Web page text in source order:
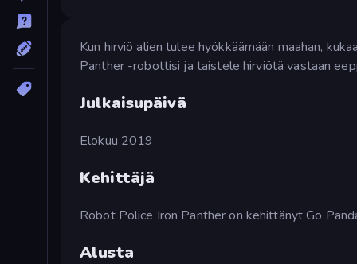
Kun hirviö alien tulee hyökkäämään maahan,
Panther -robottisi ja taistele hirviötä vastaan
Julkaisupäivä
Elokuu 2019
Kehittäjä
Robot Police Iron Panther on kehittänyt Go
Alusta